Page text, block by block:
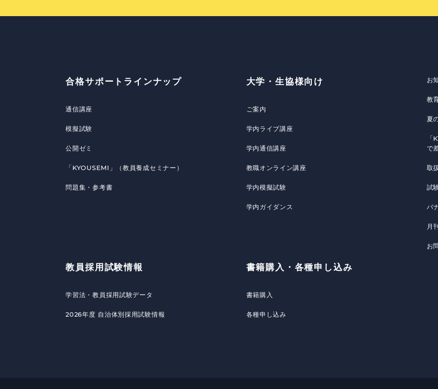
合格サポートラインナップ
通信講座
模擬試験
公開ゼミ
「KYOUSEMI」（教員養成セミナー）
問題集・参考書
教員採用試験情報
学習法・教員採用試験データ
2026年度 自治体別採用試験情報
大学・生協様向け
ご案内
学内ライブ講座
学内通信講座
教職オンライン講座
学内模擬試験
学内ガイダンス
書籍購入・各種申し込み
書籍購入
各種申し込み
お
教
夏
で
取
試
バ
月
お